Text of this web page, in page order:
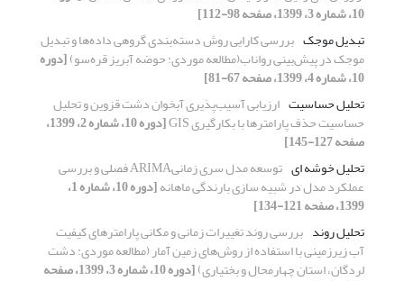
10، شماره 3، 1399، صفحه 98-112]
تبدیل موجک بررسی کارایی روش دسته‌بندی گروهی داده‌ها و تبدیل
موجک در پیش‌بینی رواناب(مطالعه موردی: حوضه آبریز قره‌سو)[دوره
10، شماره 4، 1399، صفحه 67-81]
تحلیل حساسیت ارزیابی آسیب‌پذیری آبخوان دشت قزوین و تحلیل
حساسیت حذف پارامترها با بکارگیری GIS [دوره 10، شماره 2، 1399،
صفحه 127-145]
تحلیل خوشه ای
توسعه مدل سری زمانیARIMA فصلی و بررسی
عملکرد مدل در شبیه سازی بارندگی ماهانه [دوره 10، شماره 1،
1399، صفحه 121-134]
تحلیل روند بررسی روند تغییرات زمانی و مکانی پارامترهای کیفیت
آب زیرزمینی با استفاده از روش‌های زمین آمار (مطالعه موردی: دشت
لردگان، استان چهارمحال و بختیاری) [دوره 10، شماره 3، 1399، صفحه